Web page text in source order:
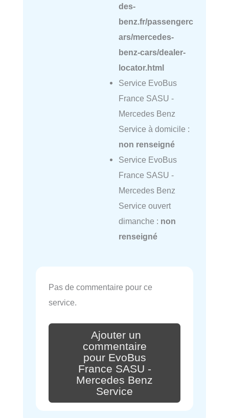
des-
benz.fr/passengerc
ars/mercedes-
benz-cars/dealer-
locator.html
Service EvoBus
France SASU -
Mercedes Benz
Service à domicile :
non renseigné
Service EvoBus
France SASU -
Mercedes Benz
Service ouvert
dimanche : non
renseigné
Pas de commentaire pour ce
service.
Ajouter un
commentaire
pour EvoBus
France SASU -
Mercedes Benz
Service